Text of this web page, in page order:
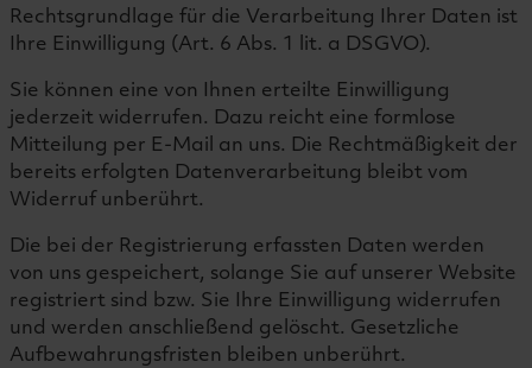
Rechtsgrundlage für die Verarbeitung Ihrer Daten ist
Ihre Einwilligung (Art. 6 Abs. 1 lit. a DSGVO).
Sie können eine von Ihnen erteilte Einwilligung
jederzeit widerrufen. Dazu reicht eine formlose
Mitteilung per E-Mail an uns. Die Rechtmäßigkeit der
bereits erfolgten Datenverarbeitung bleibt vom
Widerruf unberührt.
Die bei der Registrierung erfassten Daten werden
von uns gespeichert, solange Sie auf unserer Website
registriert sind bzw. Sie Ihre Einwilligung widerrufen
und werden anschließend gelöscht. Gesetzliche
Aufbewahrungsfristen bleiben unberührt.